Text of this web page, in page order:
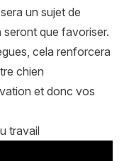
un sujet de
seront que favoriser.
cela renforcera
chien
et donc vos
travail